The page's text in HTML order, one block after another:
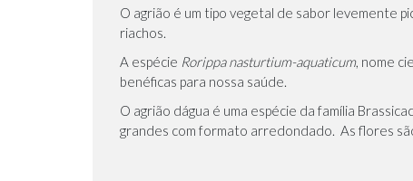
O agrião é um tipo vegetal de sabor levemente
riachos.
A espécie Rorippa nasturtium-aquaticum, nome
benéficas para nossa saúde.
O agrião dágua é uma espécie da família
grandes com formato arredondado. As flores